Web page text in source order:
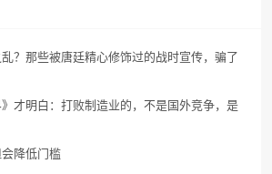
？那些被唐廷精心修饰过的战时宣传，骗了
才明白：打败制造业的，不是国外竞争，是
降低门槛